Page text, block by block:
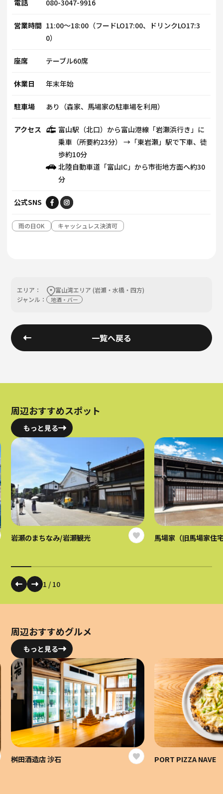
電話 080-3047-9916
営業時間 11:00〜18:00（フードLO17:00、ドリンクLO17:3
0）
座席 テーブル60席
休業日 年末年始
駐車場 あり（森家、馬場家の駐車場を利用）
アクセス
富山駅（北口）から富山港線「岩瀬浜行き」に
乗車（所要約23分） →「東岩瀬」駅で下車、徒
歩約10分
北陸自動車道「富山IC」から市街地方面へ約30
分
公式SNS
⾬の⽇OK キャッシュレス決済可
エリア：
富山湾エリア (岩瀬・水橋・四方)
ジャンル： 地酒・バー
一覧へ戻る
周辺おすすめスポット
もっと見る
岩瀬のまちなみ/岩瀬観光 馬場家（旧馬場家住
1 / 10
周辺おすすめグルメ
もっと見る
桝田酒造店 沙石 PORT PIZZA NAVE